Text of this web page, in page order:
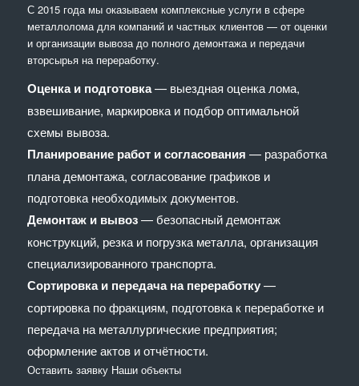
С 2015 года мы оказываем комплексные услуги в сфере
металлолома для компаний и частных клиентов — от оценки
и организации вывоза до полного демонтажа и передачи
вторсырья на переработку.
Оценка и подготовка— выездная оценка лома,
взвешивание, маркировка и подбор оптимальной
схемы вывоза.
Планирование работ и согласования — разработка
плана демонтажа, согласование графиков и
подготовка необходимых документов.
Демонтаж и вывоз— безопасный демонтаж
конструкций, резка и погрузка металла, организация
специализированного транспорта.
Сортировка и передача на переработку—
сортировка по фракциям, подготовка к переработке и
передача на металлургические предприятия;
оформление актов и отчётности.
Оставить заявку Наши объекты